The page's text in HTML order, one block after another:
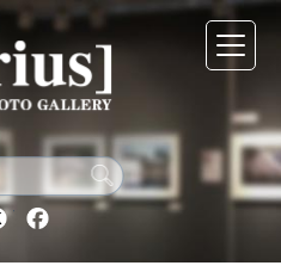
Twitter Facebook